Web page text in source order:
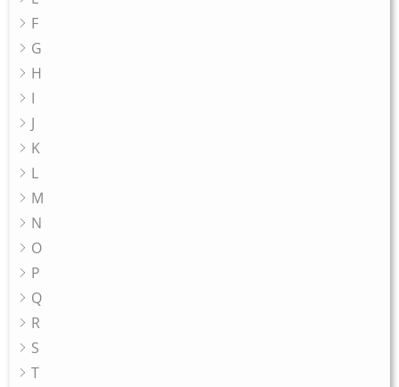
F
G
H
I
J
K
L
M
N
O
P
Q
R
S
T